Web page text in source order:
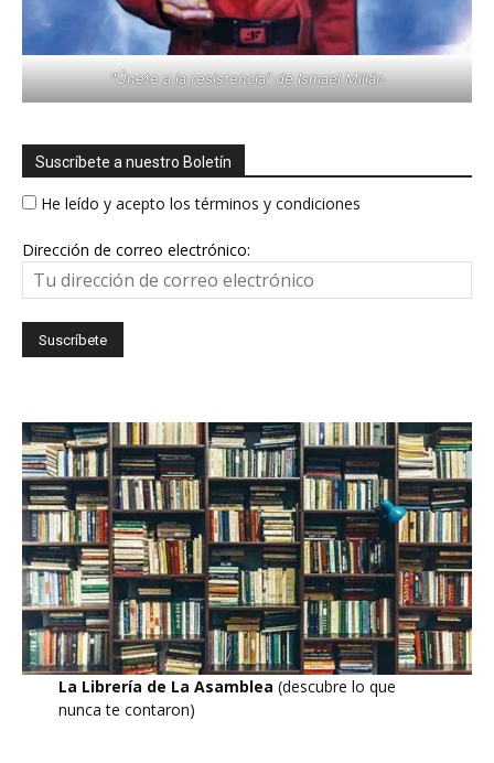
"Únete a la resistencia" de Ismael Millán
Suscríbete a nuestro Boletín
He leído y acepto los términos y condiciones
Dirección de correo electrónico:
La Librería de La Asamblea (descubre lo que
nunca te contaron)